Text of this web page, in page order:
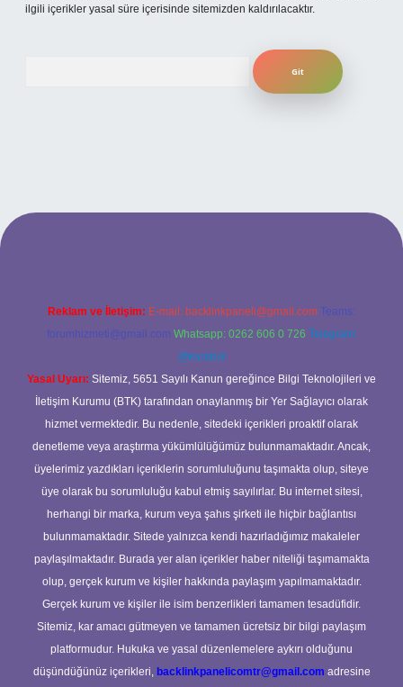
ilgili içerikler yasal süre içerisinde sitemizden kaldırılacaktır.
betexper
Reklam ve İletişim: E-mail: backlinkpaneli@gmail.com Teams:
forumhizmeti@gmail.com Whatsapp: 0262 606 0 726 Telegram:
@karabul
Yasal Uyarı: Sitemiz, 5651 Sayılı Kanun gereğince Bilgi Teknolojileri ve
İletişim Kurumu (BTK) tarafından onaylanmış bir Yer Sağlayıcı olarak
hizmet vermektedir. Bu nedenle, sitedeki içerikleri proaktif olarak
denetleme veya araştırma yükümlülüğümüz bulunmamaktadır. Ancak,
üyelerimiz yazdıkları içeriklerin sorumluluğunu taşımakta olup, siteye
üye olarak bu sorumluluğu kabul etmiş sayılırlar. Bu internet sitesi,
herhangi bir marka, kurum veya şahıs şirketi ile hiçbir bağlantısı
bulunmamaktadır. Sitede yalnızca kendi hazırladığımız makaleler
paylaşılmaktadır. Burada yer alan içerikler haber niteliği taşımamakta
olup, gerçek kurum ve kişiler hakkında paylaşım yapılmamaktadır.
Gerçek kurum ve kişiler ile isim benzerlikleri tamamen tesadüfidir.
Sitemiz, kar amacı gütmeyen ve tamamen ücretsiz bir bilgi paylaşım
platformudur. Hukuka ve yasal düzenlemelere aykırı olduğunu
düşündüğünüz içerikleri, backlinkpanelicomtr@gmail.com adresine